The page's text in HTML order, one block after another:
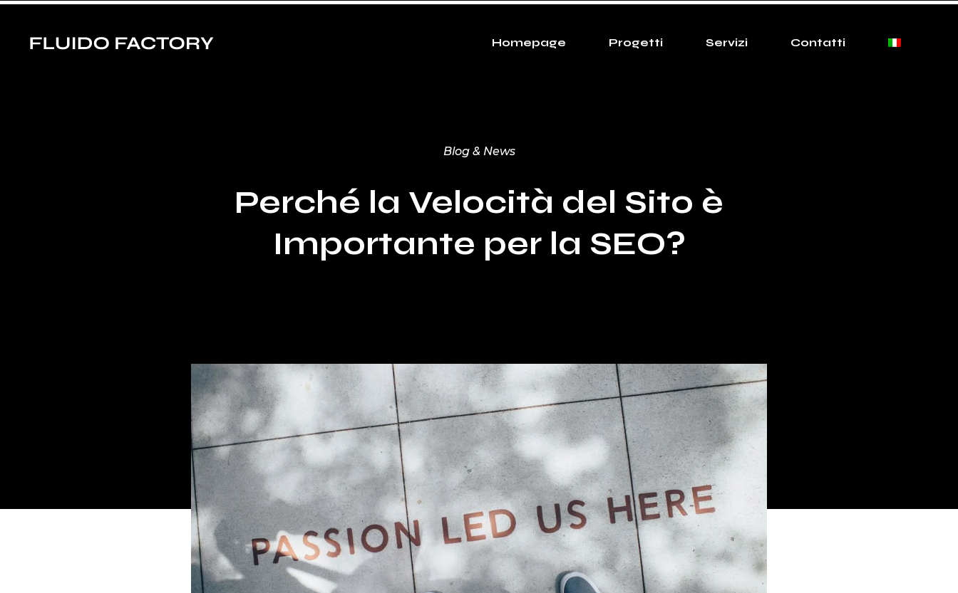
Homepage Progetti Servizi Contatti
Blog & News
Perché la Velocità del Sito è
Importante per la SEO?